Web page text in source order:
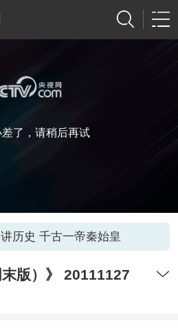
差了，请稍后再试
历史 千古一帝秦始皇
末版）》 20111127